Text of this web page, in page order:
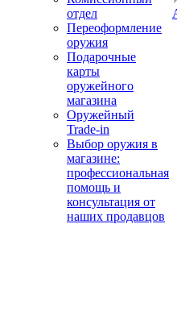
отдел
Переоформление
оружия
Подарочные
карты
оружейного
магазина
Оружейный
Trade-in
Выбор оружия в
магазине:
профессиональная
помощь и
консультация от
наших продавцов